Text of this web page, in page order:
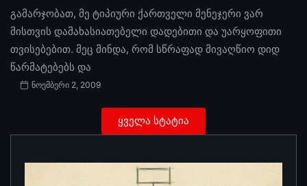
გამარჯობათ, მე ტიპიური ქართველი მენეჯერი ვარ
მისთვის დამახასიათებელი დადებითი და უარყოფითი
თვისებებით. მეც მინდა, რომ სწრაფად მივაღწიო დიდ
წარმატებებს და
ნოემბერი 2, 2009
ყველა სტატია